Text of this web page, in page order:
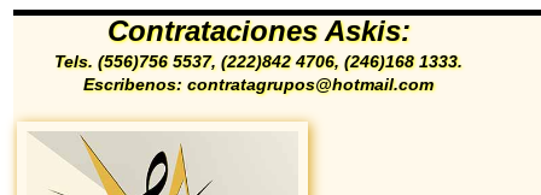
Contrataciones Askis:
Tels. (556)756 5537, (222)842 4706, (246)168 1333.
Escribenos: contratagrupos@hotmail.com